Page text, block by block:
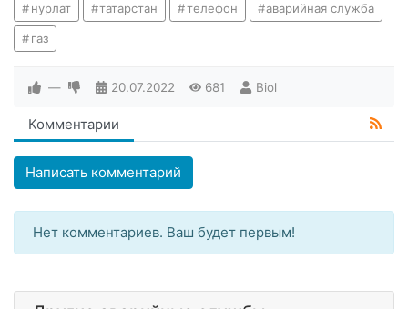
нурлат татарстан телефон аварийная служба
газ
— 20.07.2022 681 Biol
Комментарии
Написать комментарий
Нет комментариев. Ваш будет первым!